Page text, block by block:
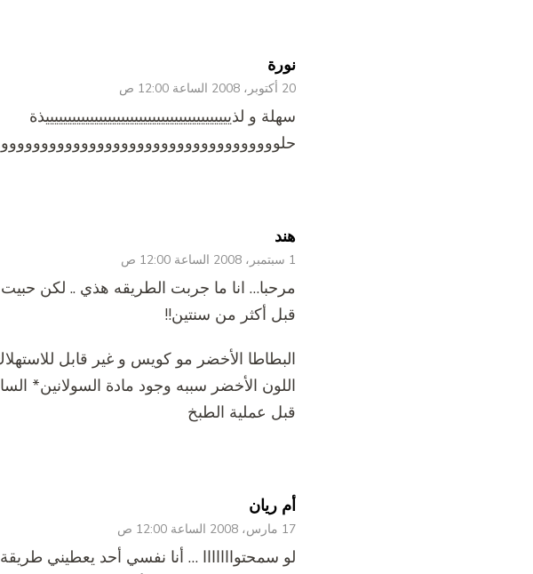
نورة
20 أكتوبر، 2008 الساعة 12:00 ص
سهلة و لذييييييييييييييييييييييييييييييييييييييييييذة
هند
1 سبتمبر، 2008 الساعة 12:00 ص
قبل أكثر من سنتين!!
البطاطا الأخضر مو كويس و غير قابل
اللون الأخضر سببه وجود مادة السولانين*
قبل عملية الطبخ
أم ريان
17 مارس، 2008 الساعة 12:00 ص
لو سمحتوااااااا … أنا نفسي أحد يعطيني